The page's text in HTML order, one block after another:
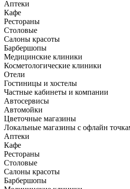
Аптеки
Кафе
Рестораны
Столовые
Салоны красоты
Барбершопы
Медицинские клиники
Косметологические клиники
Отели
Гостиницы и хостелы
Частные кабинеты и компании
Автосервисы
Автомойки
Цветочные магазины
Локальные магазины с офлайн
Аптеки
Кафе
Рестораны
Столовые
Салоны красоты
Барбершопы